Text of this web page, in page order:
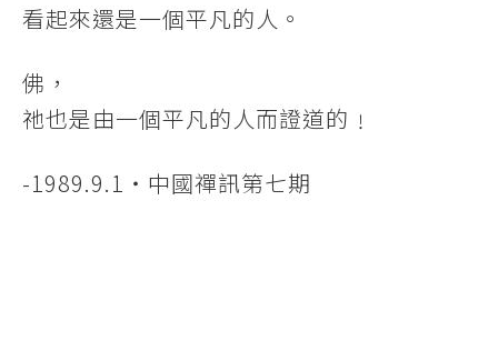
看起來還是一個平凡的人。
佛，
祂也是由一個平凡的人而證道的﹗
-1989.9.1‧中國禪訊第七期